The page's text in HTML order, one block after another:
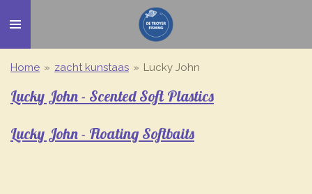
direct
naar
de
Home » zacht kunstaas » Lucky John
Lucky John - Scented Soft Plastics
Lucky John - Floating Softbaits